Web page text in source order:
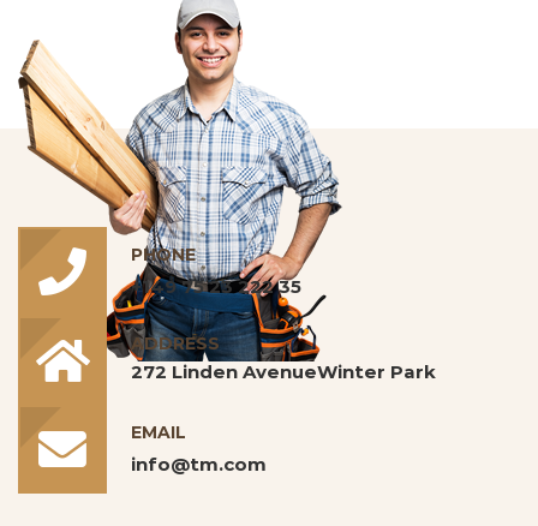
PHONE
+149 75 23 222 35
ADDRESS
272 Linden AvenueWinter Park
EMAIL
info@tm.com